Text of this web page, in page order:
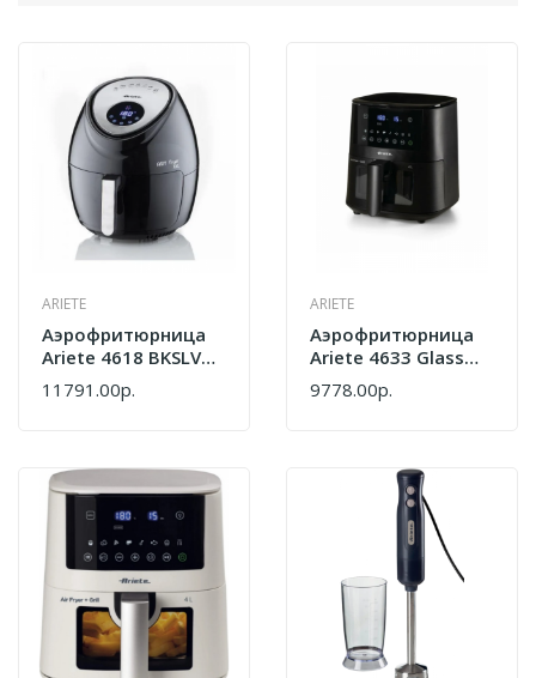
ARIETE
Аэрофритюрница
Ariete 4618 BKSLVR
00C461800AR0
11791.00р.
ARIETE
Аэрофритюрница
Ariete 4633 Glass
DGT Bk
00C463300AR0
9778.00р.